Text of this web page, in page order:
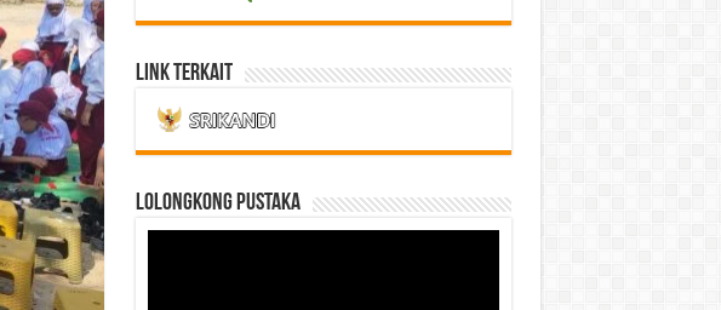
Link Terkait
LOLONGKONG PUSTAKA